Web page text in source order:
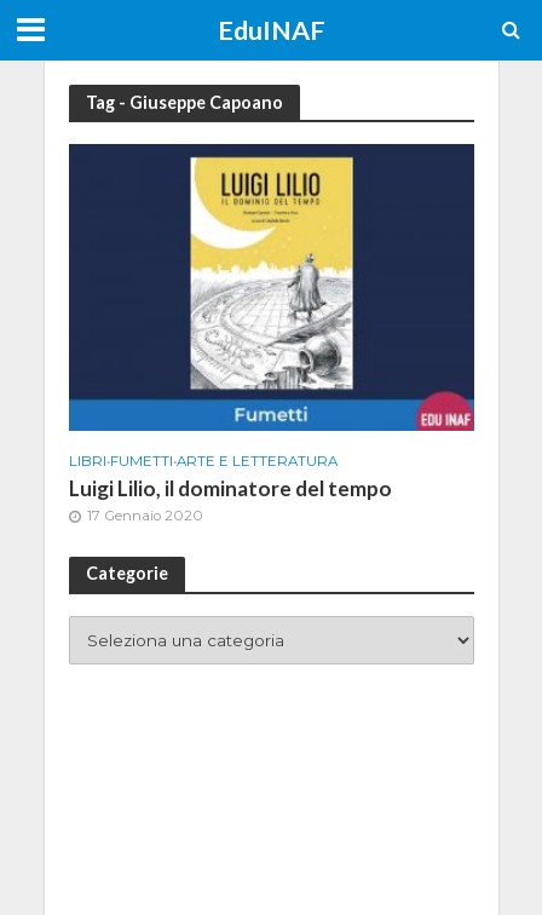
EduINAF
Tag - Giuseppe Capoano
LIBRI•FUMETTI•ARTE E LETTERATURA
Luigi Lilio, il dominatore del tempo
17 Gennaio 2020
Categorie